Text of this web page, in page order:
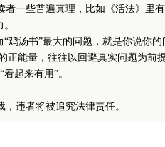
一些普遍真理，比如《活法》里
汤书”最大的问题，就是你说你的
正能量，往往以回避真实问题为前
起来有用”。
违者将被追究法律责任。